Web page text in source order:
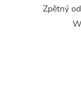
Zpětný